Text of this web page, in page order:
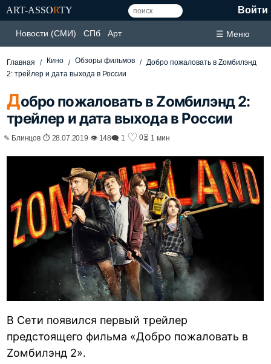
ART-ASSORTY Войти
Новости (СМИ) СПб Арт ☰ Меню
Главная Кино Обзоры фильмов
Добро пожаловать в Zомбилэнд
2: трейлер и дата выхода в России
Добро пожаловать в Zомбилэнд 2:
трейлер и дата выхода в России
✎ Блинцов ⏱ 28.07.2019 👁 148🗨 1 ♡ 0⏳ 1 мин
В Сети появился первый трейлер
предстоящего фильма «Добро пожаловать в
Zомбилэнд 2».